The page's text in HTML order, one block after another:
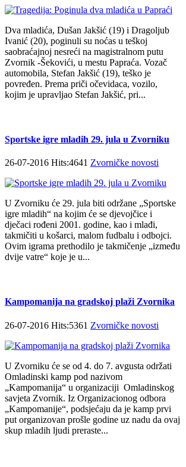
Dva mladića, Dušan Jakšić (19) i Dragoljub
Ivanić (20), poginuli su noćas u teškoj
saobraćajnoj nesreći na magistralnom putu
Zvornik -Šekovići, u mestu Papraća. Vozač
automobila, Stefan Jakšić (19), teško je
povređen. Prema priči očevidaca, vozilo,
kojim je upravljao Stefan Jakšić, pri...
Sportske igre mladih 29. jula u Zvorniku
26-07-2016 Hits:4641 Zvorničke novosti
U Zvorniku će 29. jula biti održane „Sportske
igre mladih“ na kojim će se djevojčice i
dječaci rođeni 2001. godine, kao i mlađi,
takmičiti u košarci, malom fudbalu i odbojci.
Ovim igrama prethodilo je takmičenje „između
dvije vatre“ koje je u...
Kampomanija na gradskoj plaži Zvornika
26-07-2016 Hits:5361 Zvorničke novosti
U Zvorniku će se od 4. do 7. avgusta održati
Omladinski kamp pod nazivom
„Kampomanija“ u organizaciji Omladinskog
savjeta Zvornik. Iz Organizacionog odbora
„Kampomanije“, podsjećaju da je kamp prvi
put organizovan prošle godine uz nadu da ovaj
skup mladih ljudi preraste...